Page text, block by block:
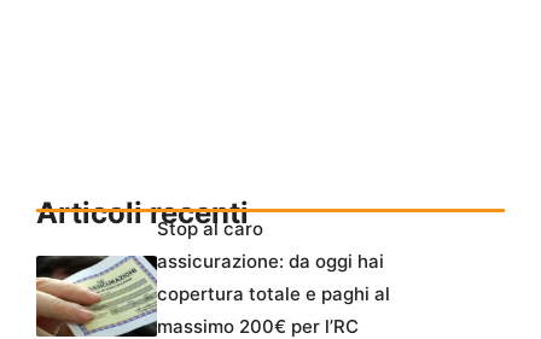
Articoli recenti
Stop al caro
assicurazione: da oggi hai
copertura totale e paghi al
massimo 200€ per l’RC